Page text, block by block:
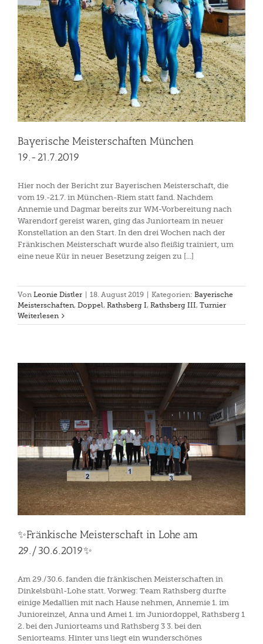
Bayerische Meisterschaften München
19.-21.7.2019
Hier noch der Bericht zur Bayerischen Meisterschaft, die
vom 19.-21.7. in München-Riem statt fand. Nachdem
Annemie und Dagmar bereits zur WM-Vorbereitung nach
Warendorf gereist waren, ging das Juniorteam in neuer
Konstellation an den Start. In den drei Wochen nach der
Fränkischen Meisterschaft wurde also fleißig trainiert, um
eine neue Kür in neuer Besetzung zeigen zu [...]
Von Leonie Distler 18. August 2019 Kategorien: Bayerische
Meisterschaften, Doppel, Rathsberg I, Rathsberg III, Turnier
Weiterlesen
✨Fränkische Meisterschaft in Lohe am
29./30.6.2019✨
Am 29./30.6. fanden die fränkischen Meisterschaften in
Dinkelsbühl-Lohe statt. Vorweg: Team Rathsberg durfte
einige Medallien mit nach Hause nehmen, Annemie 1. im
Junioreinzel, Anna und Amei 1. im Juniordoppel, Rathsberg 1
2. bei den Juniorteams und Rathsberg 3 3. bei den
Seniorteams. Hinter uns liegt ein wunderschönes